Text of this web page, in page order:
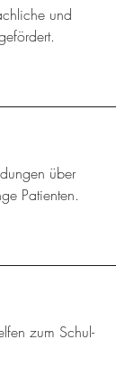
und
über
Patienten.
zum Schul-